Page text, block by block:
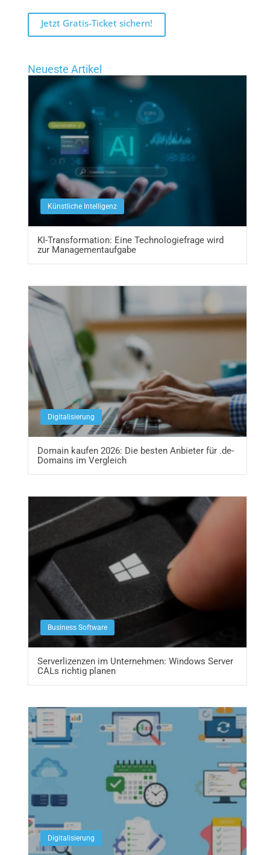
Jetzt Gratis-Ticket sichern!
Neueste Artikel
Künstliche Intelligenz
KI-Transformation: Eine Technologiefrage wird
zur Managementaufgabe
Digitalisierung
Domain kaufen 2026: Die besten Anbieter für .de-
Domains im Vergleich
Business Software
Serverlizenzen im Unternehmen: Windows Server
CALs richtig planen
Digitalisierung